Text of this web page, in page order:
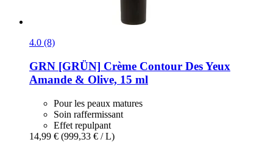
4.0 (8)
GRN [GRÜN] Crème Contour Des Yeux
Amande & Olive, 15 ml
Pour les peaux matures
Soin raffermissant
Effet repulpant
14,99 € (999,33 € / L)